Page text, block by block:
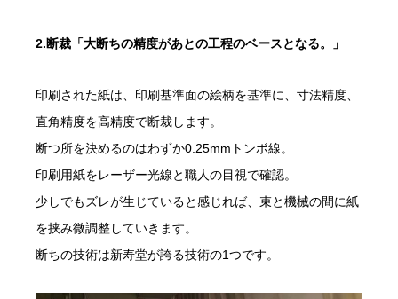
2.断裁「大断ちの精度があとの工程のベースとなる。」
印刷された紙は、印刷基準面の絵柄を基準に、寸法精度、
直角精度を高精度で断裁します。
断つ所を決めるのはわずか0.25mmトンボ線。
印刷用紙をレーザー光線と職人の目視で確認。
少しでもズレが生じていると感じれば、束と機械の間に紙
を挟み微調整していきます。
断ちの技術は新寿堂が誇る技術の1つです。